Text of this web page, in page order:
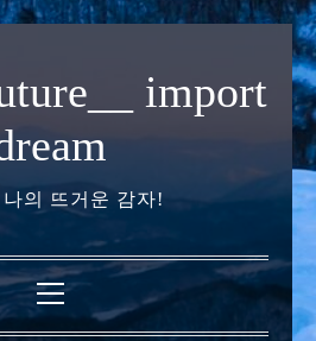
import
의 뜨거운 감자!
기
본
메